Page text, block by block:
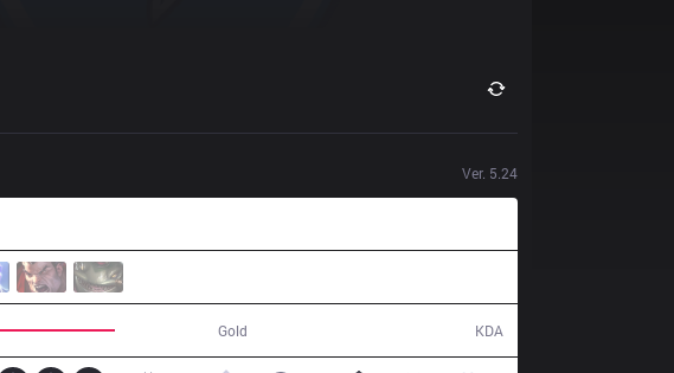
Ver. 5.24
Gold KDA